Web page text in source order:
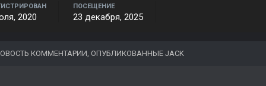
2020
ПОСЕЩЕНИЕ
23 декабря, 2025
КОММЕНТАРИИ, ОПУБЛИКОВАННЫЕ JACK